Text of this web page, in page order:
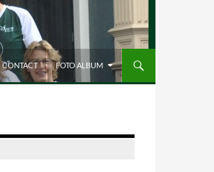
CONTACT FOTO ALBUM